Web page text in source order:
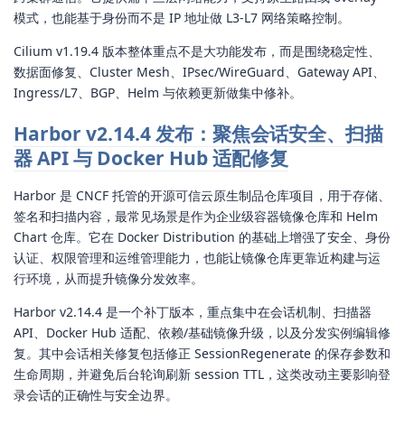
模式，也能基于身份而不是 IP 地址做 L3-L7 网络策略控制。
Cilium v1.19.4 版本整体重点不是大功能发布，而是围绕稳定性、
数据面修复、Cluster Mesh、IPsec/WireGuard、Gateway API、
Ingress/L7、BGP、Helm 与依赖更新做集中修补。
Harbor v2.14.4 发布：聚焦会话安全、扫描
器 API 与 Docker Hub 适配修复
Harbor 是 CNCF 托管的开源可信云原生制品仓库项目，用于存储、
签名和扫描内容，最常见场景是作为企业级容器镜像仓库和 Helm
Chart 仓库。它在 Docker Distribution 的基础上增强了安全、身份
认证、权限管理和运维管理能力，也能让镜像仓库更靠近构建与运
行环境，从而提升镜像分发效率。
Harbor v2.14.4 是一个补丁版本，重点集中在会话机制、扫描器
API、Docker Hub 适配、依赖/基础镜像升级，以及分发实例编辑修
复。其中会话相关修复包括修正 SessionRegenerate 的保存参数和
生命周期，并避免后台轮询刷新 session TTL，这类改动主要影响登
录会话的正确性与安全边界。